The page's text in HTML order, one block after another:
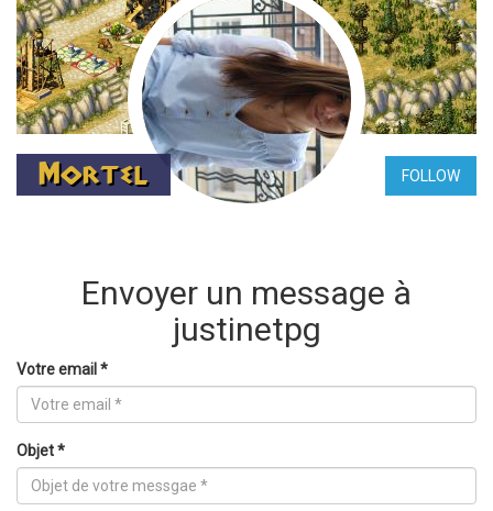
Mortel FOLLOW
Envoyer un message à
justinetpg
Votre email *
Objet*